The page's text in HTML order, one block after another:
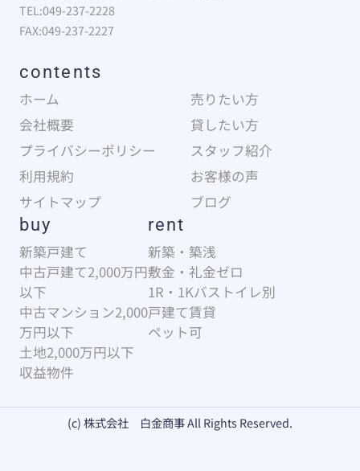
TEL:049-237-2228
FAX:049-237-2227
contents
ホーム
売りたい方
会社概要
貸したい方
プライバシーポリシー
スタッフ紹介
利用規約
お客様の声
サイトマップ
ブログ
buy
新築戸建て
中古戸建て2,000万円
以下
中古マンション2,000
万円以下
土地2,000万円以下
収益物件
rent
新築・築浅
敷金・礼金ゼロ
1R・1Kバストイレ別
戸建て賃貸
ペット可
(c) 株式会社 白金商事 All Rights Reserved.